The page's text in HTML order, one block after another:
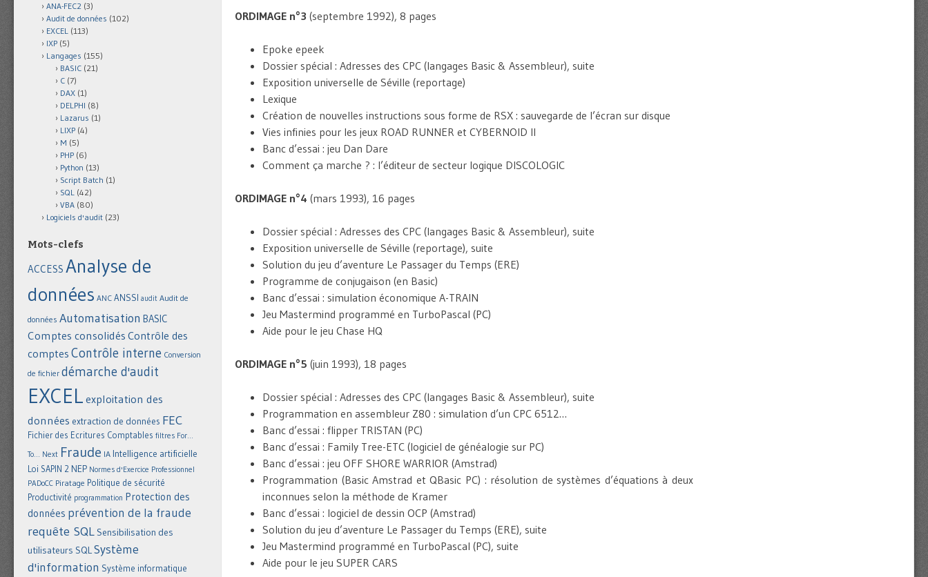
ORDIMAGE n°3 (septembre 1992), 8 pages
Epoke epeek
Dossier spécial : Adresses des CPC (langages Basic & Assembleur), suite
Exposition universelle de Séville (reportage)
Lexique
Création de nouvelles instructions sous forme de RSX : sauvegarde de l’écran sur disque
Vies infinies pour les jeux ROAD RUNNER et CYBERNOID II
Banc d’essai : jeu Dan Dare
Comment ça marche ? : l’éditeur de secteur logique DISCOLOGIC
ORDIMAGE n°4 (mars 1993), 16 pages
Dossier spécial : Adresses des CPC (langages Basic & Assembleur), suite
Exposition universelle de Séville (reportage), suite
Solution du jeu d’aventure Le Passager du Temps (ERE)
Programme de conjugaison (en Basic)
Banc d’essai : simulation économique A-TRAIN
Jeu Mastermind programmé en TurboPascal (PC)
Aide pour le jeu Chase HQ
ORDIMAGE n°5 (juin 1993), 18 pages
Dossier spécial : Adresses des CPC (langages Basic & Assembleur), suite
Programmation en assembleur Z80 : simulation d’un CPC 6512…
Banc d’essai : flipper TRISTAN (PC)
Banc d’essai : Family Tree-ETC (logiciel de généalogie sur PC)
Banc d’essai : jeu OFF SHORE WARRIOR (Amstrad)
Programmation (Basic Amstrad et QBasic PC) : résolution de systèmes d’équations à deux
inconnues selon la méthode de Kramer
Banc d’essai : logiciel de dessin OCP (Amstrad)
Solution du jeu d’aventure Le Passager du Temps (ERE), suite
Jeu Mastermind programmé en TurboPascal (PC), suite
Aide pour le jeu SUPER CARS
ANA-FEC2 (3)
Audit de données (102)
EXCEL (113)
IXP (5)
Langages (155)
BASIC (21)
C (7)
DAX (1)
DELPHI (8)
Lazarus (1)
LIXP (4)
M (5)
PHP (6)
Python (13)
Script Batch (1)
SQL (42)
VBA (80)
Logiciels d'audit (23)
Mots-clefs
ACCESS Analyse de
données ANC ANSSI audit Audit de
données Automatisation BASIC
Comptes consolidés Contrôle des
comptes Contrôle interne Conversion
de fichier démarche d'audit
EXCEL exploitation des
données extraction de données FEC
Fichier des Ecritures Comptables filtres For...
To... Next Fraude IA Intelligence artificielle
Loi SAPIN 2 NEP Normes d'Exercice Professionnel
PADoCC Piratage Politique de sécurité
Productivité programmation Protection des
données prévention de la fraude
requête SQL Sensibilisation des
utilisateurs SQLSystème
d'information Système informatique